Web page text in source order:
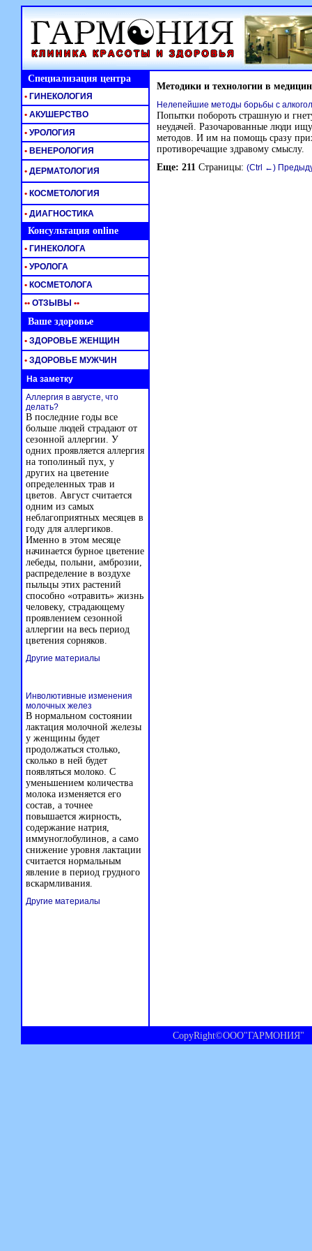
Специализация центра Методики и технологии в
Нелепейшие методы борьбы с
Попытки побороть страшную и
неудачей. Разочарованные люди
методов. И им на помощь сразу
противоречащие здравому смыслу.
Еще: 211 Страницы: (Ctrl ←)
• ГИНЕКОЛОГИЯ
• АКУШЕРСТВО
• УРОЛОГИЯ
• ВЕНЕРОЛОГИЯ
• ДЕРМАТОЛОГИЯ
• КОСМЕТОЛОГИЯ
• ДИАГНОСТИКА
Консультация online
• ГИНЕКОЛОГА
• УРОЛОГА
• КОСМЕТОЛОГА
•• ОТЗЫВЫ ••
Ваше здоровье
• ЗДОРОВЬЕ ЖЕНЩИН
• ЗДОРОВЬЕ МУЖЧИН
На заметку
Аллергия в августе, что
делать?
В последние годы все
больше людей страдают от
сезонной аллергии. У
одних проявляется аллергия
на тополиный пух, у
других на цветение
определенных трав и
цветов. Август считается
одним из самых
неблагоприятных месяцев в
году для аллергиков.
Именно в этом месяце
начинается бурное цветение
лебеды, полыни, амброзии,
распределение в воздухе
пыльцы этих растений
способно «отравить» жизнь
человеку, страдающему
проявлением сезонной
аллергии на весь период
цветения сорняков.
Другие материалы
Инволютивные изменения
молочных желез
В нормальном состоянии
лактация молочной железы
у женщины будет
продолжаться столько,
сколько в ней будет
появляться молоко. С
уменьшением количества
молока изменяется его
состав, а точнее
повышается жирность,
содержание натрия,
иммуноглобулинов, а само
снижение уровня лактации
считается нормальным
явление в период грудного
вскармливания.
Другие материалы